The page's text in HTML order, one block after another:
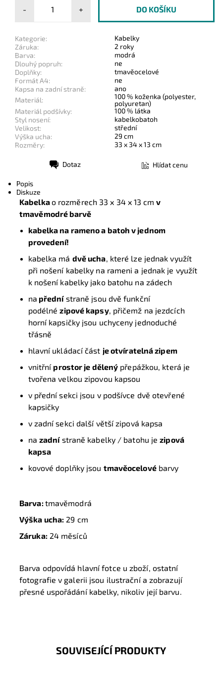
- +
Kategorie:
Kabelky
Záruka:
2 roky
Barva:
modrá
Dlouhý popruh:
ne
Doplňky:
tmavěocelové
Formát A4:
ne
Kapsa na zadní straně:
ano
Materiál:
100 % koženka (polyester,
polyuretan)
Materiál podšívky:
100 % látka
Styl nosení:
kabelkobatoh
Velikost:
střední
Výška ucha:
29 cm
Rozměry:
33 x 34 x 13 cm
Dotaz Hlídat cenu
Popis
Diskuze
Kabelkao rozměrech 33 x 34 x 13 cm v
tmavěmodré barvě
kabelka na rameno a batoh v jednom
provedení!
kabelka má dvě ucha, které lze jednak využít
při nošení kabelky na rameni a jednak je využít
k nošení kabelky jako batohu na zádech
na přednístraně jsou dvě funkční
podélnézipové kapsy, přičemž na jezdcích
horní kapsičky jsou uchyceny jednoduché
třásně
hlavní ukládací část je otvíratelná zipem
vnitřní prostor je dělený přepážkou, která je
tvořena velkou zipovou kapsou
v přední sekci jsou v podšívce dvě otevřené
kapsičky
v zadní sekci další větší zipová kapsa
na zadnístraně kabelky / batohu jezipová
kapsa
kovové doplňky jsou tmavěocelovébarvy
Barva:tmavěmodrá
Výška ucha: 29 cm
Záruka:24 měsíců
Barva odpovídá hlavní fotce u zboží, ostatní
fotografie v galerii jsou ilustrační a zobrazují
přesné uspořádání kabelky, nikoliv její barvu.
SOUVISEJÍCÍ PRODUKTY